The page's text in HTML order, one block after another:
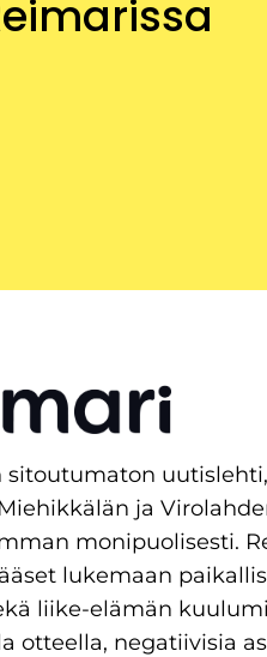
sitoutumaton
ja
monipuolisesti.
lukemaan
liike-elämän
otteella, negatiivisia